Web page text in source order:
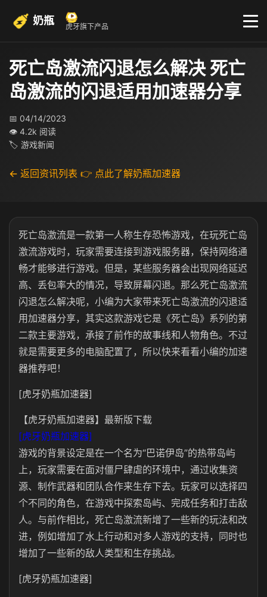
奶瓶 虎牙旗下产品
死亡岛激流闪退怎么解决 死亡
岛激流的闪退适用加速器分享
📅 04/14/2023
👁 4.2k 阅读
🏷 游戏新闻
← 返回资讯列表 👉 点此了解奶瓶加速器
死亡岛激流是一款第一人称生存恐怖游戏，在玩死亡岛
激流游戏时，玩家需要连接到游戏服务器，保持网络通
畅才能够进行游戏。但是，某些服务器会出现网络延迟
高、丢包率大的情况，导致屏幕闪退。那么死亡岛激流
闪退怎么解决呢，小编为大家带来死亡岛激流的闪退适
用加速器分享，其实这款游戏它是《死亡岛》系列的第
二款主要游戏，承接了前作的故事线和人物角色。不过
就是需要更多的电脑配置了，所以快来看看小编的加速
器推荐吧！
[虎牙奶瓶加速器]
【虎牙奶瓶加速器】最新版下载
[虎牙奶瓶加速器]
游戏的背景设定是在一个名为“巴诺伊岛”的热带岛屿
上，玩家需要在面对僵尸肆虐的环境中，通过收集资
源、制作武器和团队合作来生存下去。玩家可以选择四
个不同的角色，在游戏中探索岛屿、完成任务和打击敌
人。与前作相比，死亡岛激流新增了一些新的玩法和改
进，例如增加了水上行动和对多人游戏的支持，同时也
增加了一些新的敌人类型和生存挑战。
[虎牙奶瓶加速器]